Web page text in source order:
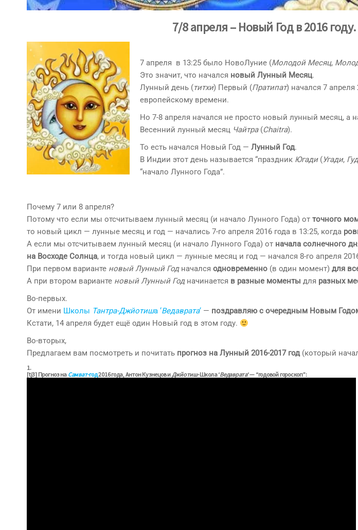
7/8 апреля – Новый Год в 2016 году.
7 апреля в 13:25 было НовоЛуние (Молодой Месяц,
Это значит, что начался новый Лунный Месяц.
Лунный день (титхи) Первый (Пратипат) начался 7 апреля
европейскому времени.
Но 7-8 апреля начался не просто новый лунный месяц, а
Весенний лунный месяц Чайтра(Chaitra).
То есть начался Новый Год — Лунный Год.
В Индии этот день называется “праздник Югади(Угади,
“начало Лунного Года”.
Почему 7 или 8 апреля?
Потому что если мы отсчитываем лунный месяц (и начало Лунного Года) от точного
то новый цикл — лунные месяц и год — начались 7-го апреля 2016 года в 13:25, когда
А если мы отсчитываем лунный месяц (и начало Лунного Года) от начала солнечного
на Восходе Солнца, и тогда новый цикл — лунные месяц и год — начался 8-го апреля
При первом варианте новый Лунный Годначался одновременно (в один момент) для
А при втором варианте новый Лунный Годначинается в разные моменты для разных
Во-первых.
От имени Школы Тантра-Джйотиша ‘Bедаврата‘ — поздравляю с очередным Новым
Кстати, 14 апреля будет ещё один Новый год в этом году.
Во-вторых,
Предлагаем вам посмотреть и почитать прогноз на Лунный 2016-2017 год(который
1.
[tj3] Прогнозна Самват-год2016 года, Антон Кузнецов иДжйотиш-Школа ‘Ведаврата‘ — “годовой гороскоп”: